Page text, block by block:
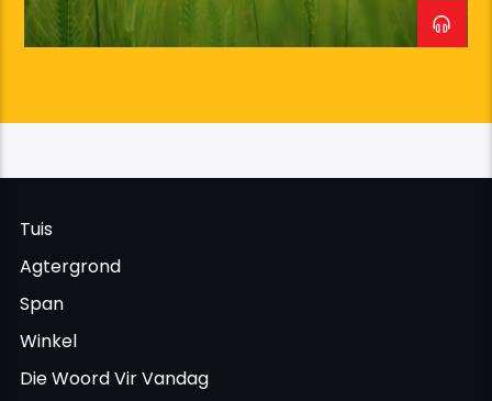
aanlyn.
Tuis
Agtergrond
Span
Winkel
Die Woord Vir Vandag